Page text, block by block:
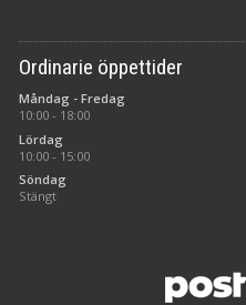
Ordinarie öppettider
Måndag - Fredag
10:00 - 18:00
Lördag
10:00 - 15:00
Söndag
Stängt